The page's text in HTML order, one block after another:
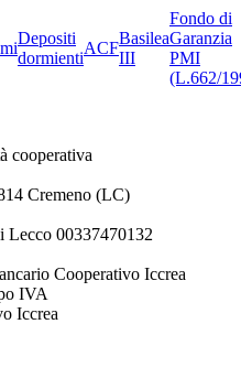
Depositi
dormienti
ACF
Basilea
III
Fondo di
Garanzia
PMI
(L.662/
cooperativa
Cremeno (LC)
Lecco 00337470132
Cooperativo Iccrea
IVA
Iccrea